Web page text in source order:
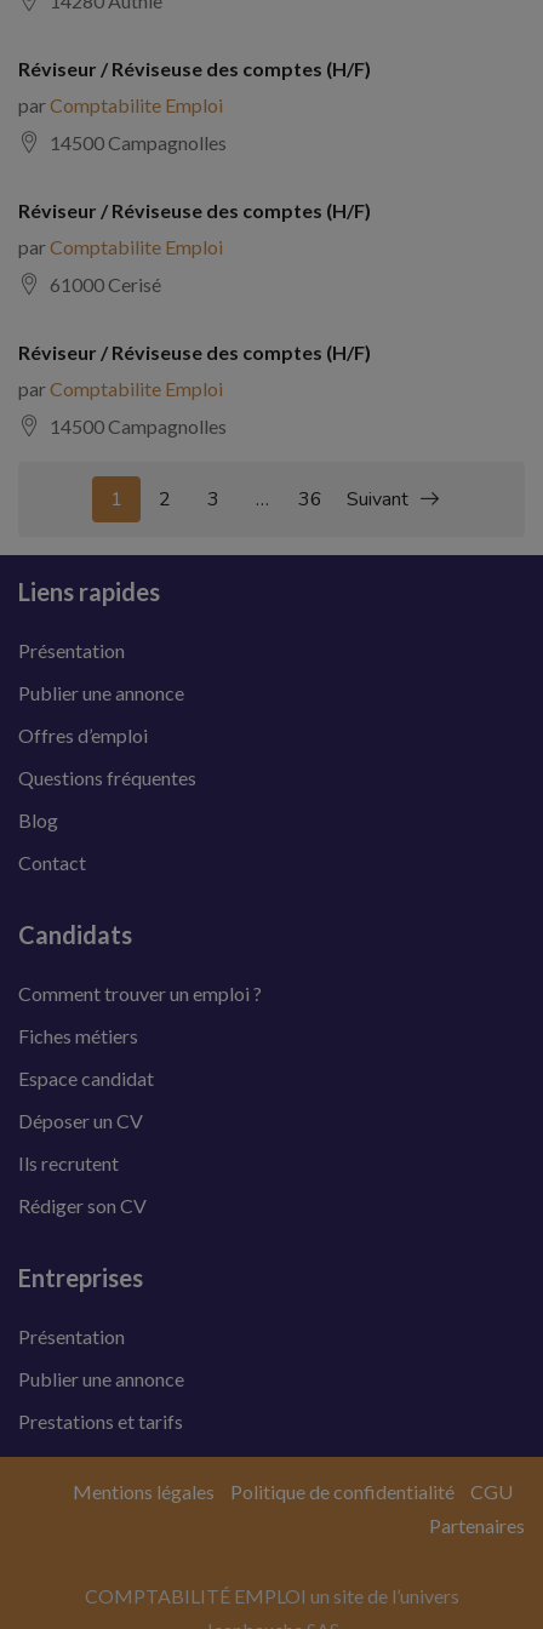
Réviseur / Réviseuse des comptes (H/F)
parComptabilite Emploi
14500 Campagnolles
Réviseur / Réviseuse des comptes (H/F)
parComptabilite Emploi
61000 Cerisé
Réviseur / Réviseuse des comptes (H/F)
parComptabilite Emploi
14500 Campagnolles
1 2 3 … 36 Suivant
Liens rapides
Présentation
Publier une annonce
Offres d’emploi
Questions fréquentes
Blog
Contact
Candidats
Comment trouver un emploi ?
Fiches métiers
Espace candidat
Déposer un CV
Ils recrutent
Rédiger son CV
Entreprises
Présentation
Publier une annonce
Prestations et tarifs
COMPTABILITÉ EMPLOI un site de l’univers
Mentions légales Politique de confidentialité
CGU
Partenaires